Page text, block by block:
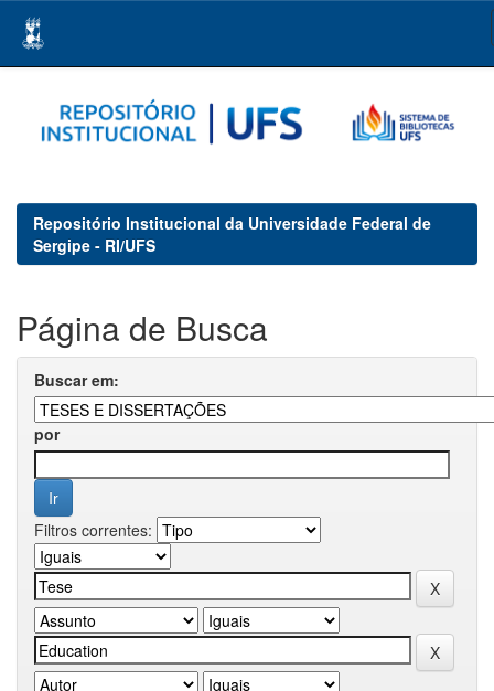
navigation
Repositório Institucional da Universidade Federal de
Sergipe - RI/UFS
Página de Busca
Buscar em:
por
Filtros correntes: